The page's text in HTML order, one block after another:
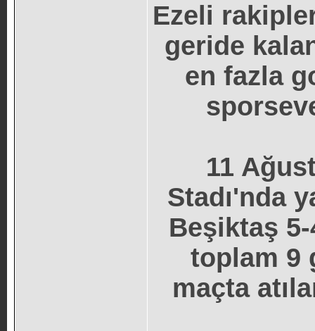
Ezeli
geride
en fazla
11
Stadı'nda
Beşiktaş
toplam 9
maçta